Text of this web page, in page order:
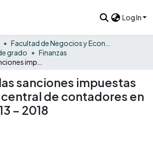
Log In
grado
Finanzas
sanciones impuestas
de contadores en
– 2018